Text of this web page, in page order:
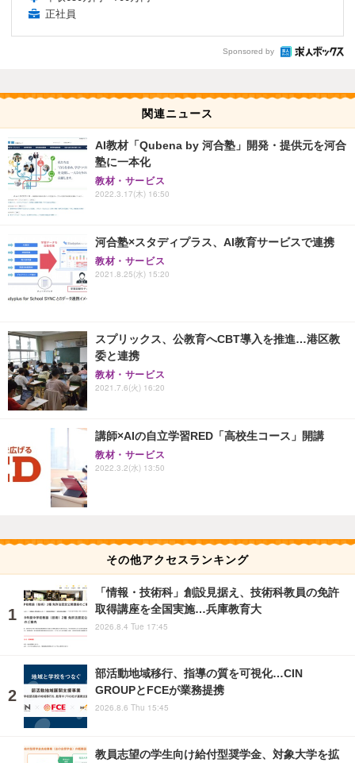
正社員
Sponsored by
関連ニュース
AI教材「Qubena by 河合塾」開発・提供元を河合
塾に一本化
教材・サービス
2022.3.17(木) 16:50
河合塾×スタディプラス、AI教育サービスで連携
教材・サービス
2021.8.25(水) 15:20
スプリックス、公教育へCBT導入を推進…港区教
委と連携
教材・サービス
2021.7.6(火) 16:20
講師×AIの自立学習RED「高校生コース」開講
教材・サービス
2022.3.2(水) 13:50
その他アクセスランキング
「情報・技術科」創設見据え、技術科教員の免許
取得講座を全国実施…兵庫教育大
2026.8.4 Tue 17:45
部活動地域移行、指導の質を可視化…CIN
GROUPとFCEが業務提携
2026.8.6 Thu 15:45
教員志望の学生向け給付型奨学金、対象大学を拡